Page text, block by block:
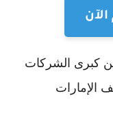
من كبرى الشركات
الإمارات